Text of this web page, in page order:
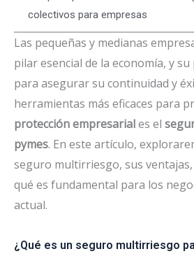
colectivos para empresas
Las pequeñas y medianas
pilar esencial de la economía, y
para asegurar su continuidad y
herramientas más eficaces para
protección empresariales el
pymes. En este artículo,
seguro multirriesgo, sus
qué es fundamental para los
actual.
¿Qué es un seguro multirriesgo